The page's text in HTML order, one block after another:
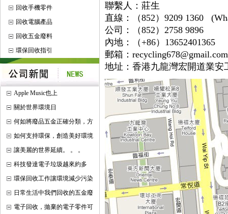
回收手機零件
回收電腦產品
回收五金廢料
環保回收指引
Apple Music也上
關於世界環境日
何如將廢品五金正確分類，方
如何支持環保，創造美好環境
讓美麗的世界延續。 。 。
科技發達電子垃圾越來約多
環保回收工作讓環境減少污染
日常生活中我們回收的五金廢
電子回收，拋棄的電子零件可
聯繫人：莊生
直線：（852）9209 1360
公司：（852）2758 9896
內地：（+86）13652401365
郵箱： recycling678@gmail.com
地址：香港九龍灣宏開道業安